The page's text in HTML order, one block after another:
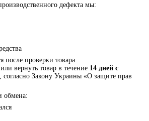
дефекта мы:
проверки товара.
вернуть товар в течение 14 дней с
, согласно Закону Украины «О защите прав
обмена: